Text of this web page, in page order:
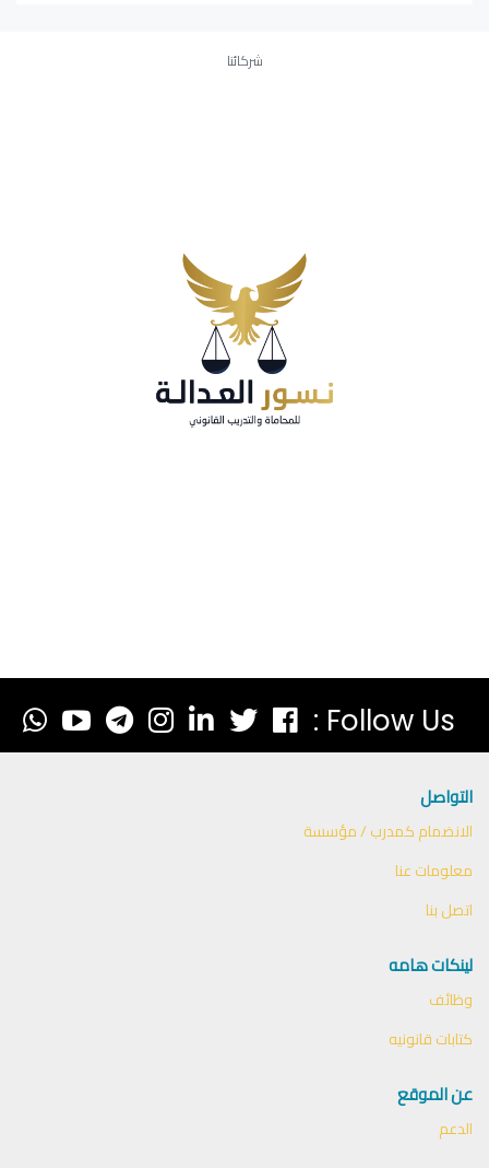
شركائنا
Follow Us :
التواصل
الانضمام كمدرب / مؤسسة
معلومات عنا
اتصل بنا
لينكات هامه
وظائف
كتابات قانونيه
عن الموقع
الدعم